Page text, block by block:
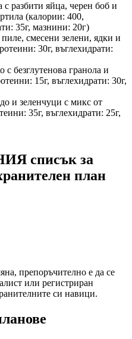
с разбити яйца, черен боб и
(калории: 400,
35г, мазнини: 20г)
смесени зелени, ядки и
30г, въглехидрати:
безглутенова гранола и
15г, въглехидрати: 30г,
и зеленчуци с микс от
35г, въглехидрати: 25г,
списък за
план
препоръчително е да се
или регистриран
си навици.